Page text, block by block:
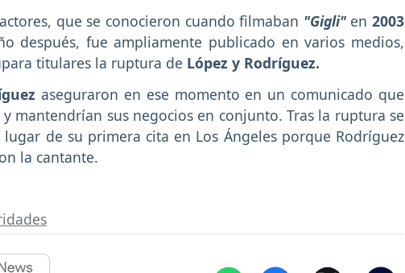
que se conocieron cuando filmaban "Gigli"en2003
después, fue ampliamente publicado en varios medios,
titulares la ruptura de López y Rodríguez.
aseguraron en ese momento en un comunicado que
mantendrían sus negocios en conjunto. Tras la ruptura se
de su primera cita en Los Ángeles porque Rodríguez
la cantante.